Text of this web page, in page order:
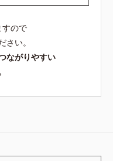
すので
さい。
ながりやすい